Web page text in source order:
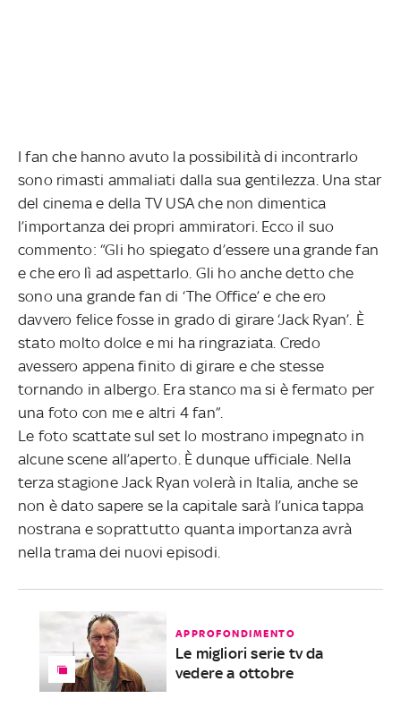
I fan che hanno avuto la possibilità di incontrarlo
sono rimasti ammaliati dalla sua gentilezza. Una star
del cinema e della TV USA che non dimentica
l’importanza dei propri ammiratori. Ecco il suo
commento: “Gli ho spiegato d’essere una grande fan
e che ero lì ad aspettarlo. Gli ho anche detto che
sono una grande fan di ‘The Office’ e che ero
davvero felice fosse in grado di girare ‘Jack Ryan’. È
stato molto dolce e mi ha ringraziata. Credo
avessero appena finito di girare e che stesse
tornando in albergo. Era stanco ma si è fermato per
una foto con me e altri 4 fan”.
Le foto scattate sul set lo mostrano impegnato in
alcune scene all’aperto. È dunque ufficiale. Nella
terza stagione Jack Ryan volerà in Italia, anche se
non è dato sapere se la capitale sarà l’unica tappa
nostrana e soprattutto quanta importanza avrà
nella trama dei nuovi episodi.
APPROFONDIMENTO
Le migliori serie tv da
vedere a ottobre